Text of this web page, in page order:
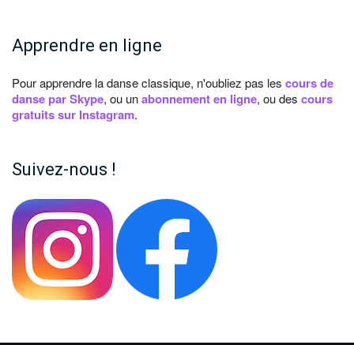
Apprendre en ligne
Pour apprendre la danse classique, n'oubliez pas les cours de
danse par Skype, ou unabonnement en ligne, ou des cours
gratuits sur Instagram.
Suivez-nous !